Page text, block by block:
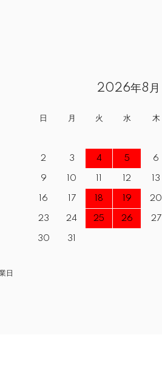
2026年8月
日 月 火 水 木
2 3 4 5 6
9 10 12 13
16 17 18 19 20
23 24 25 26 27
30 31
日